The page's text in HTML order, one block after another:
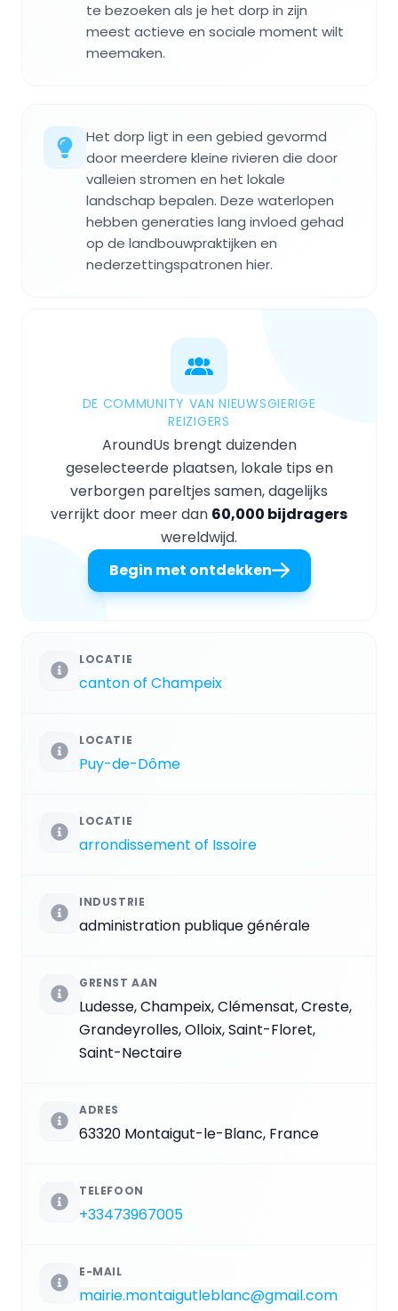
te bezoeken als je het dorp in zijn
meest actieve en sociale moment wilt
meemaken.
Het dorp ligt in een gebied gevormd
door meerdere kleine rivieren die door
valleien stromen en het lokale
landschap bepalen. Deze waterlopen
hebben generaties lang invloed gehad
op de landbouwpraktijken en
nederzettingspatronen hier.
DE COMMUNITY VAN NIEUWSGIERIGE
REIZIGERS
AroundUs brengt duizenden
geselecteerde plaatsen, lokale tips en
verborgen pareltjes samen, dagelijks
verrijkt door meer dan 60,000 bijdragers
wereldwijd.
Begin met ontdekken
LOCATIE
canton of Champeix
LOCATIE
Puy-de-Dôme
LOCATIE
arrondissement of Issoire
INDUSTRIE
administration publique générale
GRENST AAN
Ludesse, Champeix, Clémensat, Creste,
Grandeyrolles, Olloix, Saint-Floret,
Saint-Nectaire
ADRES
63320 Montaigut-le-Blanc, France
TELEFOON
+33473967005
E-MAIL
mairie.montaigutleblanc@gmail.com